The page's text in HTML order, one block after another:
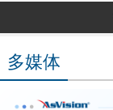
多媒体